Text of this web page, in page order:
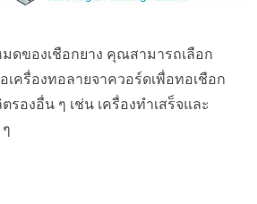
ดของเชือกยาง คุณสามารถเลือก
เครื่องทอลายจาควอร์ดเพื่อทอเชือก
รองอื่น ๆ เช่น เครื่องทำเสร็จและ